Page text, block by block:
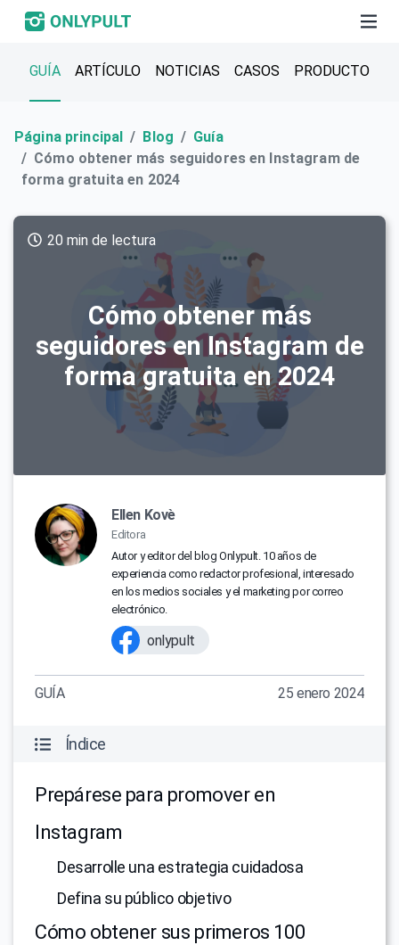
GUÍA ARTÍCULO NOTICIAS CASOS PRODUCTO
Página principal Blog
Guía
Cómo obtener más seguidores en Instagram de
forma gratuita en 2024
Cómo obtener más
seguidores en Instagram de
forma gratuita en 2024
20 min de lectura
Ellen Kovè
Editora
Autor y editor del blog Onlypult. 10 años de
experiencia como redactor profesional, interesado
en los medios sociales y el marketing por correo
electrónico.
onlypult
GUÍA 25 enero 2024
Índice
Prepárese para promover en
Instagram
Desarrolle una estrategia cuidadosa
Defina su público objetivo
Cómo obtener sus primeros 100